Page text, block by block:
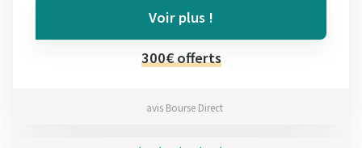
Voir plus !
300€ offerts
avis Bourse Direct